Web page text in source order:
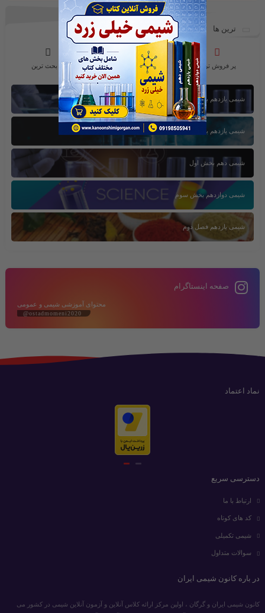
ترین ها
پر فروش ترین محبوب ترین ها پر بحث ترین
شیمی یازدهم بخش اول
شیمی یازدهم بخش سوم
شیمی دهم بخش اول
شیمی دوازدهم بخش سوم
شیمی یازدهم فصل دوم
صفحه اینستاگرام
محتوای آموزشی شیمی و عمومی
@ostadmomeni2020
نماد اعتماد
دسترسی سریع
ارتباط با ما
کد های کوتاه
شیمی تکمیلی
سوالات متداول
در باره کانون شیمی ایران
کانون شیمی ایران و گرگان ، اولین مرکز ارائه کلاس آنلاین و آزمون آنلاین شیمی در کشور می